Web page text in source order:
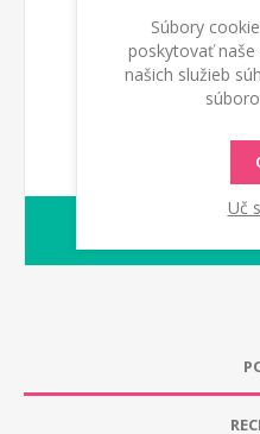
Súbory
poskytovať naše
našich služieb
Uč